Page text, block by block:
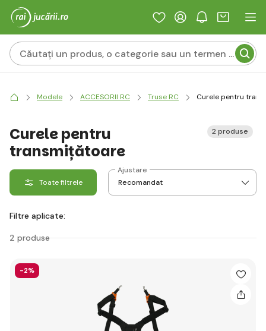
Modele ACCESORII RC Truse RC Curele pentru
Curele pentru
transmițătoare
2 produse
Toate filtrele
Ajustare
Filtre aplicate:
2 produse
-2%